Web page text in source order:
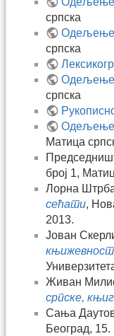
српска
Oдељење
српска
Oдељење
српска
Oдељење
Матица
број 1,
Лорна
сећати,
2013.
Јован
Живан
српске,
Сања
Београд, 15.